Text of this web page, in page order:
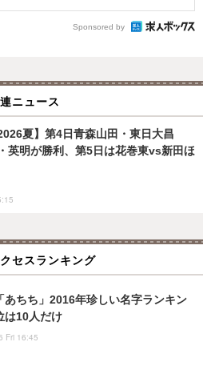
Sponsored by
ニュース
夏】第4日青森山田・東日大昌
英明が勝利、第5日は花巻東vs新田ほ
セスランキング
あちち」2016年珍しい名字ランキン
は10人だけ
Fri 16:45